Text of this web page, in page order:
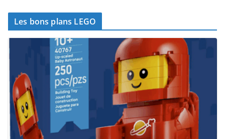
Les bons plans LEGO